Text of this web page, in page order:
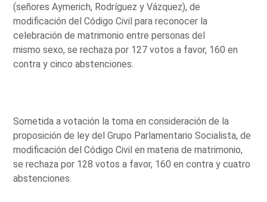
(señores Aymerich, Rodríguez y Vázquez), de
modificación del Código Civil para reconocer la
celebración de matrimonio entre personas del
mismo sexo, se rechaza por 127 votos a favor, 160 en
contra y cinco abstenciones.
Sometida a votación la toma en consideración de la
proposición de ley del Grupo Parlamentario Socialista, de
modificación del Código Civil en materia de matrimonio,
se rechaza por 128 votos a favor, 160 en contra y cuatro
abstenciones.